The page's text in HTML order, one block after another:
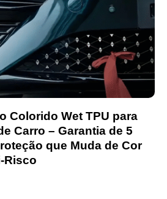
Colorido Wet TPU para
Carro – Garantia de 5
que Muda de Cor
Risco